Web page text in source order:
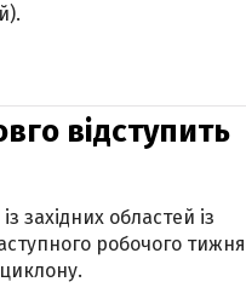
відступить
західних областей із
робочого тижня